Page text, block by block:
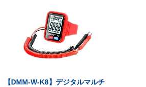
【DMM-W-K8】デジタルマルチ